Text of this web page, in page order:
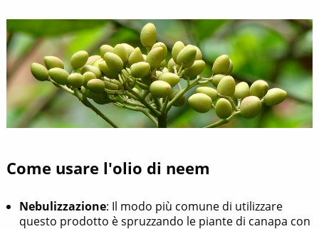
Come usare l'olio di neem
Nebulizzazione: Il modo più comune di utilizzare
questo prodotto è spruzzando le piante di canapa con